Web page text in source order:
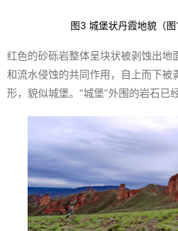
图3 城堡状丹霞地貌（图
红色的砂砾岩整体呈块状被剥蚀出地
和流水侵蚀的共同作用，自上而下被
形，貌似城堡。“城堡”外围的岩石已